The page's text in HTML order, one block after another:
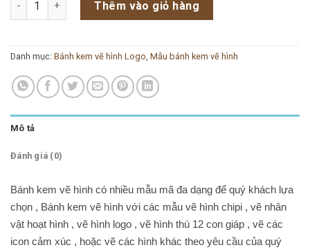
Thêm vào giỏ hàng
Danh mục: Bánh kem vẽ hình Logo Mẫu bánh kem vẽ hình
Mô tả
Đánh giá (0)
Bánh kem vẽ hình có nhiều mẫu mã đa dạng để quý khách lựa
chọn , Bánh kem vẽ hình với các mẫu vẽ hình chipi , vẽ nhân
vật hoạt hình , vẽ hình logo , vẽ hình thú 12 con giáp , vẽ các
icon cảm xúc , hoặc vẽ các hình khác theo yêu cầu của quý